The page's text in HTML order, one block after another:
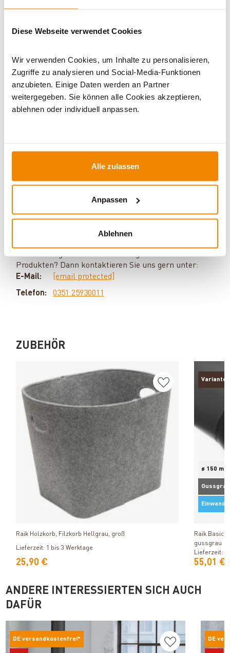
Diese Webseite verwendet Cookies
Wir verwenden Cookies, um Inhalte zu personalisieren,
Zugriffe zu analysieren und Social-Media-Funktionen
anzubieten. Einige Daten werden an Partner
weitergegeben. Sie können alle Cookies akzeptieren,
ablehnen oder individuell anpassen.
Alle zulassen
Anpassen
Ablehnen
rund |Naturstein Kamin| Specksteinöfen
Ihr Berater zum Thema Öfen und
Kamine:
Silvio Wirth berät Sie gern rund um das Thema
Produkten? Dann kontaktieren Sie uns gern unter:
E-Mail:
[email protected]
Telefon:
0351 25930011
ZUBEHÖR
Produkt ansehen
Raik Holzkorb, Filzkorb Hellgrau, groß
Lieferzeit: 1 bis 3 Werktage
25,90 €
Varianten
ø 150 mm
Gussgrau
Einwandig
Raik Basic
gussgrau
Lieferzeit: 1
55,01 €
ANDERE INTERESSIERTEN SICH AUCH
DAFÜR
DE versandkostenfrei* DE